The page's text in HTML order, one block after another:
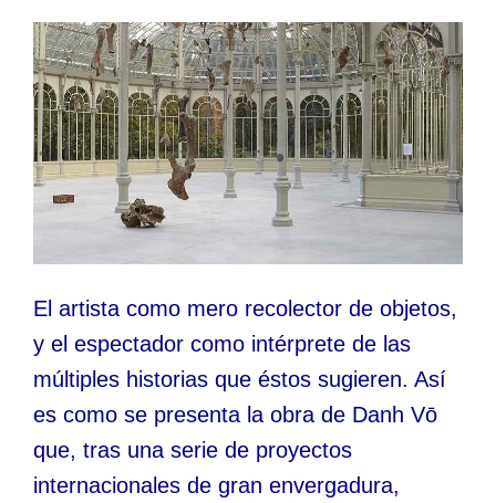
El artista como mero recolector de objetos,
y el espectador como intérprete de las
múltiples historias que éstos sugieren. Así
es como se presenta la obra de Danh Vō
que, tras una serie de proyectos
internacionales de gran envergadura,